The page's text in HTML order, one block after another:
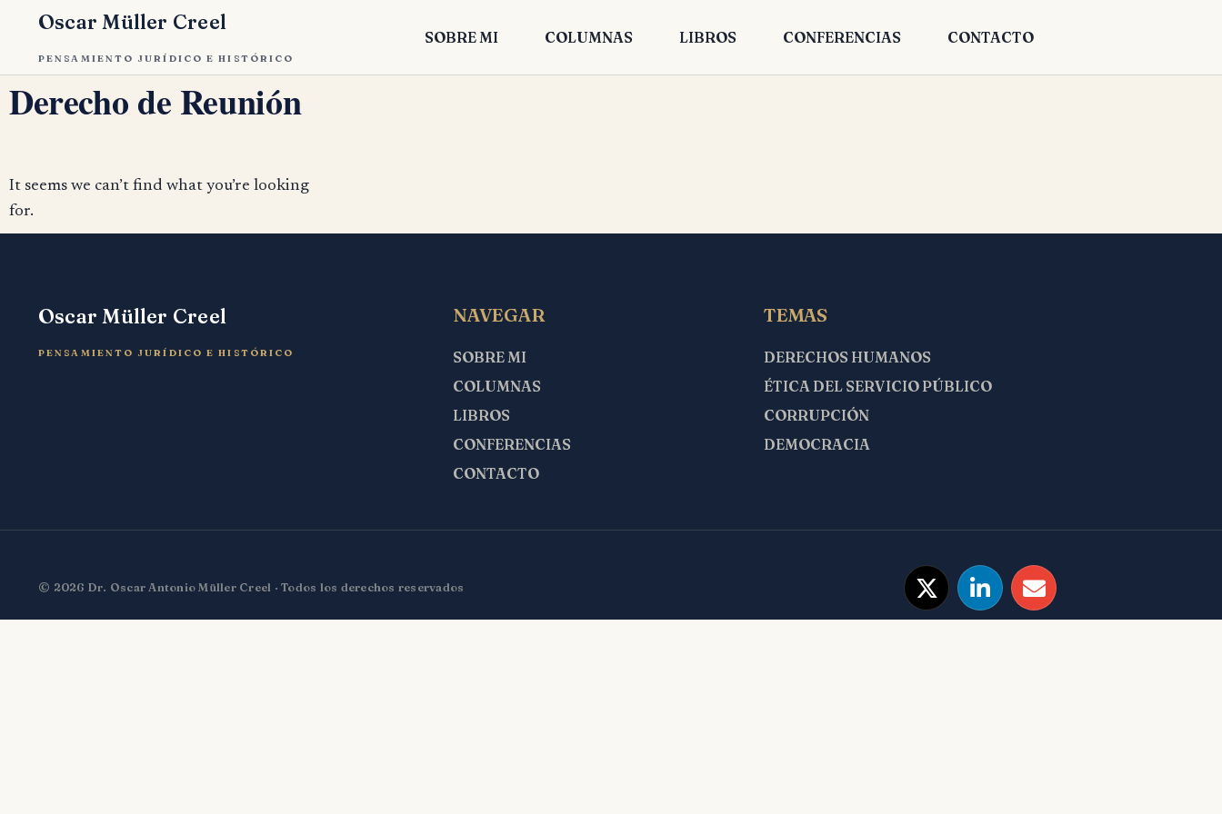
Oscar Müller Creel
PENSAMIENTO JURÍDICO E HISTÓRICO
SOBRE MI COLUMNAS LIBROS CONFERENCIAS CONTACTO
Derecho de Reunión
It seems we can’t find what you’re looking
for.
Oscar Müller Creel
PENSAMIENTO JURÍDICO E HISTÓRICO
NAVEGAR
SOBRE MI
COLUMNAS
LIBROS
CONFERENCIAS
CONTACTO
TEMAS
DERECHOS HUMANOS
ÉTICA DEL SERVICIO PÚBLICO
CORRUPCIÓN
DEMOCRACIA
© 2026 Dr. Oscar Antonio Müller Creel · Todos los derechos reservados